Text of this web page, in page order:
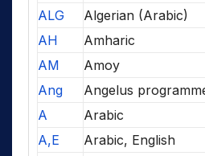
ALG
Algerian (Arabic)
AH
Amharic
AM
Amoy
Ang
Angelus
A
Arabic
A,E
Arabic, English